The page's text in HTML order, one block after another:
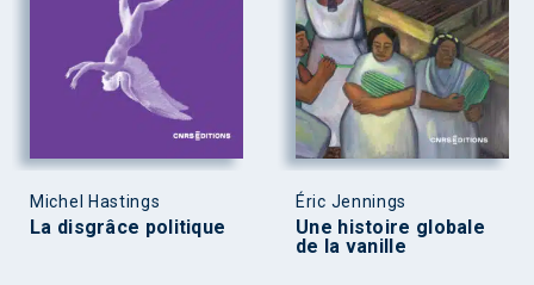
Michel Hastings
La disgrâce politique
Éric Jennings
Une histoire globale
de la vanille